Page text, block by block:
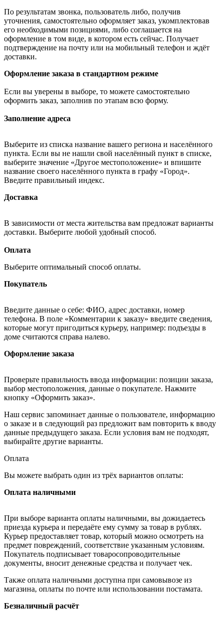
По результатам звонка, пользователь либо, получив
уточнения, самостоятельно оформляет заказ, укомплектовав
его необходимыми позициями, либо соглашается на
оформление в том виде, в котором есть сейчас. Получает
подтверждение на почту или на мобильный телефон и ждёт
доставки.
Оформление заказа в стандартном режиме
Если вы уверены в выборе, то можете самостоятельно
оформить заказ, заполнив по этапам всю форму.
Заполнение адреса
Выберите из списка название вашего региона и населённого
пункта. Если вы не нашли свой населённый пункт в списке,
выберите значение «Другое местоположение» и впишите
название своего населённого пункта в графу «Город».
Введите правильный индекс.
Доставка
В зависимости от места жительства вам предложат варианты
доставки. Выберите любой удобный способ.
Оплата
Выберите оптимальный способ оплаты.
Покупатель
Введите данные о себе: ФИО, адрес доставки, номер
телефона. В поле «Комментарии к заказу» введите сведения,
которые могут пригодиться курьеру, например: подъезды в
доме считаются справа налево.
Оформление заказа
Проверьте правильность ввода информации: позиции заказа,
выбор местоположения, данные о покупателе. Нажмите
кнопку «Оформить заказ».
Наш сервис запоминает данные о пользователе, информацию
о заказе и в следующий раз предложит вам повторить к вводу
данные предыдущего заказа. Если условия вам не подходят,
выбирайте другие варианты.
Оплата
Вы можете выбрать один из трёх вариантов оплаты:
Оплата наличными
При выборе варианта оплаты наличными, вы дожидаетесь
приезда курьера и передаёте ему сумму за товар в рублях.
Курьер предоставляет товар, который можно осмотреть на
предмет повреждений, соответствие указанным условиям.
Покупатель подписывает товаросопроводительные
документы, вносит денежные средства и получает чек.
Также оплата наличными доступна при самовывозе из
магазина, оплаты по почте или использовании постамата.
Безналичный расчёт